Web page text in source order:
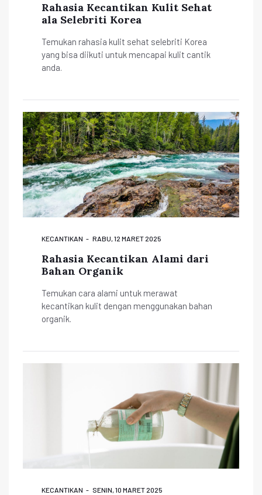
Rahasia Kecantikan Kulit Sehat
ala Selebriti Korea
Temukan rahasia kulit sehat selebriti Korea
yang bisa diikuti untuk mencapai kulit cantik
anda.
KECANTIKAN RABU, 12 MARET 2025
Rahasia Kecantikan Alami dari
Bahan Organik
Temukan cara alami untuk merawat
kecantikan kulit dengan menggunakan bahan
organik.
KECANTIKAN SENIN, 10 MARET 2025